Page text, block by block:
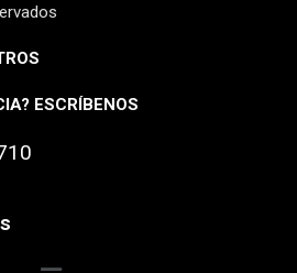
ESCRÍBENOS